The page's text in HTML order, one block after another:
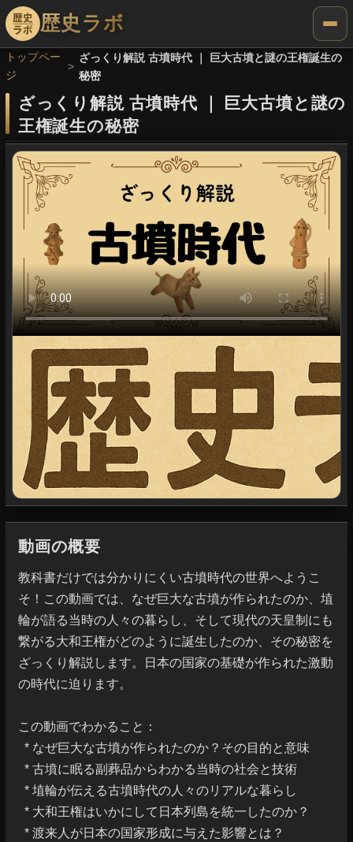
歴史ラボ
トップペー
ジ
ざっくり解説 古墳時代 ｜ 巨大古墳と謎の王権誕生の
秘密
ざっくり解説 古墳時代
巨大古墳と謎の
王権誕生の秘密
動画の概要
教科書だけでは分かりにくい古墳時代の世界へようこ
そ！この動画では、なぜ巨大な古墳が作られたのか、埴
輪が語る当時の人々の暮らし、そして現代の天皇制にも
繋がる大和王権がどのように誕生したのか、その秘密を
ざっくり解説します。日本の国家の基礎が作られた激動
の時代に迫ります。
この動画でわかること：